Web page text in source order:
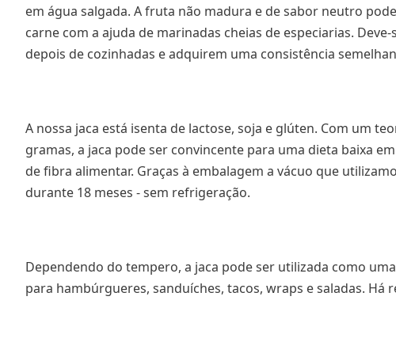
em água salgada. A fruta não madura e de sabor neutro
carne com a ajuda de marinadas cheias de especiarias.
depois de cozinhadas e adquirem uma consistência
A nossa jaca está isenta de lactose, soja e glúten. Com um
gramas, a jaca pode ser convincente para uma dieta baixa
de fibra alimentar. Graças à embalagem a vácuo que
durante 18 meses - sem refrigeração.
Dependendo do tempero, a jaca pode ser utilizada como
para hambúrgueres, sanduíches, tacos, wraps e saladas. Há